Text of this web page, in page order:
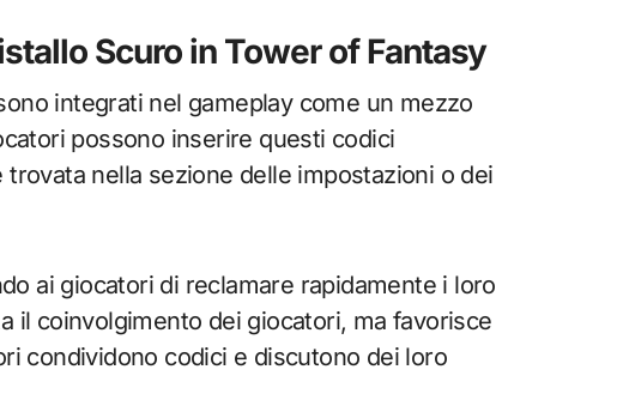
Scuro in Tower of Fantasy
integrati nel gameplay come un mezzo
possono inserire questi codici
nella sezione delle impostazioni o dei
ai giocatori di reclamare rapidamente i loro
il coinvolgimento dei giocatori, ma favorisce
condividono codici e discutono dei loro